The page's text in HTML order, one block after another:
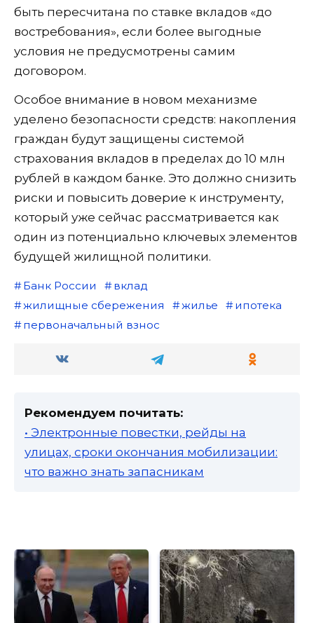
быть пересчитана по ставке вкладов «до
востребования», если более выгодные
условия не предусмотрены самим
договором.
Особое внимание в новом механизме
уделено безопасности средств: накопления
граждан будут защищены системой
страхования вкладов в пределах до 10 млн
рублей в каждом банке. Это должно снизить
риски и повысить доверие к инструменту,
который уже сейчас рассматривается как
один из потенциально ключевых элементов
будущей жилищной политики.
Банк России
вклад
жилищные сбережения
жилье
ипотека
первоначальный взнос
Рекомендуем почитать:
• Электронные повестки, рейды на
улицах, сроки окончания мобилизации:
что важно знать запасникам